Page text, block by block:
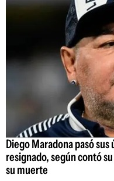
Diego Maradona pasó
resignado, según contó
su muerte